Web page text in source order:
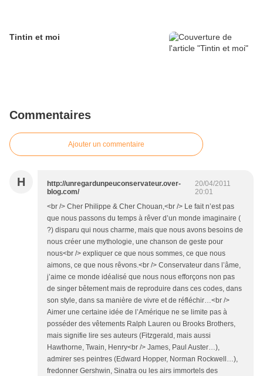
Tintin et moi
Commentaires
Ajouter un commentaire
H
http://unregardunpeuconservateur.over-
blog.com/
20/04/2011
20:01
<br /> Cher Philippe & Cher Chouan,<br /> Le fait n’est pas
que nous passons du temps à rêver d’un monde imaginaire (
?) disparu qui nous charme, mais que nous avons besoins de
nous créer une mythologie, une chanson de geste pour
nous<br /> expliquer ce que nous sommes, ce que nous
aimons, ce que nous rêvons.<br /> Conservateur dans l’âme,
j’aime ce monde idéalisé que nous nous efforçons non pas
de singer bêtement mais de reproduire dans ces codes, dans
son style, dans sa manière de vivre et de réfléchir…<br />
Aimer une certaine idée de l’Amérique ne se limite pas à
posséder des vêtements Ralph Lauren ou Brooks Brothers,
mais signifie lire ses auteurs (Fitzgerald, mais aussi
Hawthorne, Twain, Henry<br /> James, Paul Auster…),
admirer ses peintres (Edward Hopper, Norman Rockwell…),
fredonner Gershwin, Sinatra ou les airs immortels des